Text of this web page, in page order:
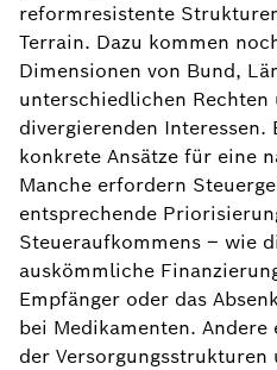
reformresistente
Terrain. Dazu kommen
Dimensionen von Bund,
unterschiedlichen
divergierenden Interessen.
konkrete Ansätze für eine
Manche erfordern
entsprechende
Steueraufkommens – wie
auskömmliche
Empfänger oder das
bei Medikamenten.
der Versorgungsstrukturen